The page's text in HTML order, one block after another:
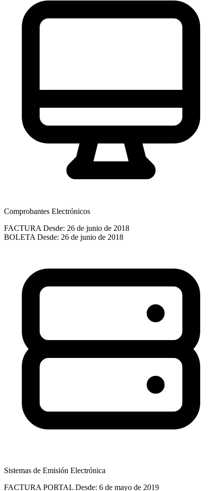
Comprobantes Electrónicos
FACTURA Desde: 26 de junio de 2018
BOLETA Desde: 26 de junio de 2018
Sistemas de Emisión Electrónica
FACTURA PORTAL Desde: 6 de mayo de 2019